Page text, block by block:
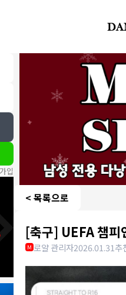
입
< 목록으로
[축구] UEFA 챔피
M 로얄 관리자2026.01.31추